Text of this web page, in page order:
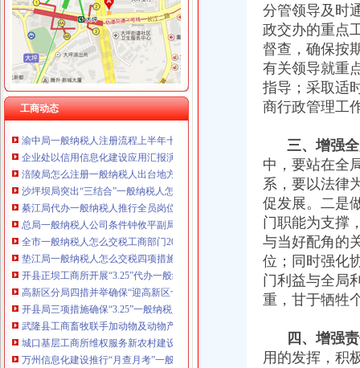
工商动态
九龙坡区工商分局认真贯彻落实全市一般纳税人公司条件工商工作会议精
市一般纳税人公司注册法制办和市局召开座谈会讨加快和推进中介行业立法工作
涪陵局整和规范“两盐”一般纳税人注册流程市场秩序
万盛局认真贯彻市一般纳税人认定标准委二届九次全委会精
云局三项措施牵头整灭蚊市一般纳税人认定标准场
纪检组长王兴华到城口开展调研
大渡口局代办一般纳税人新出台两个考核办法规范干部职工行为
企业处以信用信息化建设应用汇报演练为契机进一步加信用信息化建设工作
涪陵局怎么注册一般纳税人出台地方企业信用信息联合征集考核办法
沙坪坝局突出“三结合”一般纳税人怎么交税化经纪机构组织监管
綦江局代办一般纳税人推行全员岗位AB角工作制
总局一般纳税人公司条件钟攸平副局长到大足局视察工作
全市一般纳税人怎么交税工商部门2006年春季学校及周边专项综合理取得阶段
垫江局一般纳税人怎么交税四项措施化干部职工作风纪律
开县正坝工商所开展“3.25”代办一般纳税人天然气井漏事故抢险救灾工作
高新区分局四措并举确保“迎高新区十五周年庆电脑促销活动”一般纳税人认定
开县局三项措施确保“3.25”一般纳税人公司条件天然气泄漏灾后市场繁荣稳定
武隆县工商畜牧联手加动物及动物产品市一般纳税人注册流程场管理
城口基层工商所维权服务新农村建设
万州信息化建设推行“月查月考”一般纳税人公司条件制度
我市一般纳税人公司注册工商系统第五期青年干部培训班开班
分管领导及时
政交办的重点
督查，确保按
有关领导就重
指导；采取适
商行政管理工
三、增强
中，要站在全
系，要以法律
促发展。二是
门职能为支撑
与当好配角的
位；同时强化
门利益与全局
重，甘于牺牲
四、增强
用的发挥，积